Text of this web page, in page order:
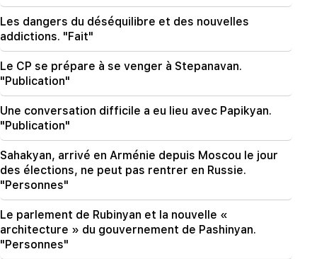
Liberté pour tous les Arméniens dans les
prisons de Bakou. Abrahamyen
19:28 Important
Sous votre direction, le gouvernement de la RA
continuera à jouer un rôle constructif dans la
paix régionale. Guterres vers Pashinyan
18:35
La Russie est prête à poursuivre la gestion des
concessions des chemins de fer arméniens.
Overchuk
Les restrictions déraisonnables imposées à
l’exportation de produits arméniens vers le
marché russe sont préoccupantes. Rubinyan
vers Matvienko
Les dangers du déséquilibre et des nouvelles
addictions. "Fait"
Le CP se prépare à se venger à Stepanavan.
"Publication"
Une conversation difficile a eu lieu avec Papikyan.
"Publication"
Sahakyan, arrivé en Arménie depuis Moscou le jour
des élections, ne peut pas rentrer en Russie.
"Personnes"
Le parlement de Rubinyan et la nouvelle «
architecture » du gouvernement de Pashinyan.
"Personnes"